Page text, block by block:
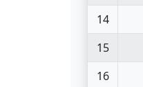
14
15
16